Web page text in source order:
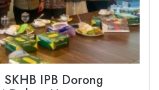
IPB Dorong